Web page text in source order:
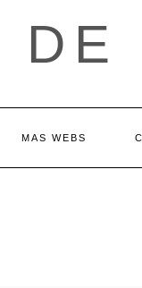
DE
MAS WEBS